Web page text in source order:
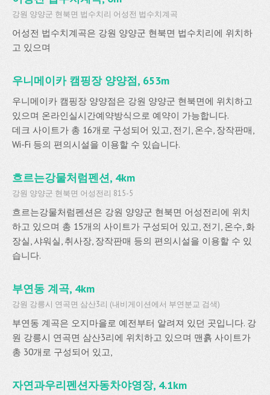
강원 양양군 현북면 법수치리 어성전 법수치계곡
어성전 법수치계곡은 강원 양양군 현북면 법수치리에 위치하
고 있으며
우니메이카 캠핑장 양양점, 653m
우니메이카 캠핑장 양양점은 강원 양양군 현북면에 위치하고
있으며 온라인실시간예약방식으로 예약이 가능합니다.
데크 사이트가 총 16개로 구성되어 있고, 전기, 온수, 장작판매,
Wi-Fi 등의 편의시설을 이용할 수 있습니다.
흐르는강물처럼펜션, 4km
강원 양양군 현북면 어성전리 815-5
흐르는강물처럼펜션은 강원 양양군 현북면 어성전리에 위치
하고 있으며 총 15개의 사이트가 구성되어 있고, 전기, 온수, 화
장실, 샤워실, 취사장, 장작판매 등의 편의시설을 이용할 수 있
습니다.
부연동 계곡, 4km
강원 강릉시 연곡면 삼산3리 (내비게이션에서 부연분교 검색)
부연동 계곡은 오지마을로 예전부터 알려져 있던 곳입니다. 강
원 강릉시 연곡면 삼산3리에 위치하고 있으며 맨흙 사이트가
총 30개로 구성되어 있고,
자연과우리펜션자동차야영장, 4.1km